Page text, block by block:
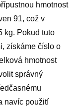
hmotnost
91, což v
kg. Pokud tuto
získáme číslo o
hmotnost
správný
navíc použití